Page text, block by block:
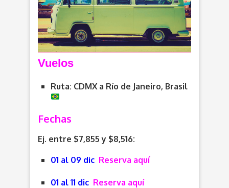
Vuelos
Ruta: CDMX a Río de Janeiro, Brasil
Fechas
Ej. entre $7,855 y $8,516:
01 al 09 dic Reserva aquí
01 al 11 dic Reserva aquí